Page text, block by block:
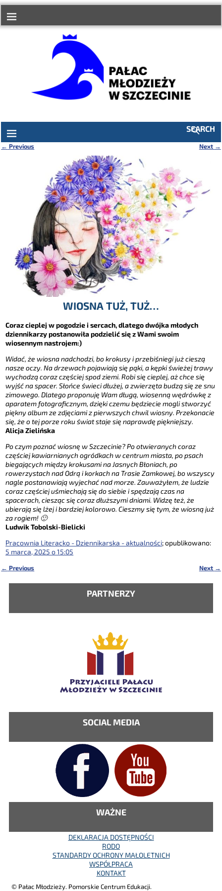
treści
SEARCH
← Previous Next →
WIOSNA TUŻ, TUŻ…
Coraz cieplej w pogodzie i sercach, dlatego dwójka młodych
dziennikarzy postanowiła podzielić się z Wami swoim
wiosennym nastrojem:)
Widać, że wiosna nadchodzi, bo krokusy i przebiśniegi już cieszą
nasze oczy.Na drzewach pojawiają się pąki, a kępki świeżej trawy
wychodzą coraz częściej spod ziemi. Robi się cieplej, aż chce się
wyjść na spacer. Słońce świeci dłużej, a zwierzęta budzą się ze snu
zimowego. Dlatego proponuję Wam długą, wiosenną wędrówkę z
aparatem fotograficznym, dzięki czemu będziecie mogli stworzyć
piękny album ze zdjęciami z pierwszych chwil wiosny. Przekonacie
się, że o tej porzeroku świat staje się naprawdę piękniejszy.
Alicja Zielińska
Po czym poznać wiosnę w Szczecinie? Po otwieranych coraz
częściej kawiarnianych ogródkach w centrum miasta, po psach
biegających między krokusami na Jasnych Błoniach, po
rowerzystach nad Odrą i korkach na Trasie Zamkowej, bo wszyscy
nagle postanawiają wyjechać nad morze. Zauważyłem, że ludzie
coraz częściej uśmiechają się do siebie i spędzają czas na
spacerach, ciesząc się coraz dłuższymi dniami. Widzę też, że
ubierają się lżej i bardziej kolorowo. Cieszmy się tym, że wiosną już
za rogiem! 🙂
Ludwik Tobolski-Bielicki
Pracownia Literacko - Dziennikarska - aktualności; opublikowano:
5 marca, 2025 o 15:05
← Previous Next →
PARTNERZY
SOCIAL MEDIA
WAŻNE
DEKLARACJA DOSTĘPNOŚCI
RODO
STANDARDY OCHRONY MAŁOLETNICH
WSPÓŁPRACA
KONTAKT
© Pałac Młodzieży. Pomorskie Centrum Edukacji.